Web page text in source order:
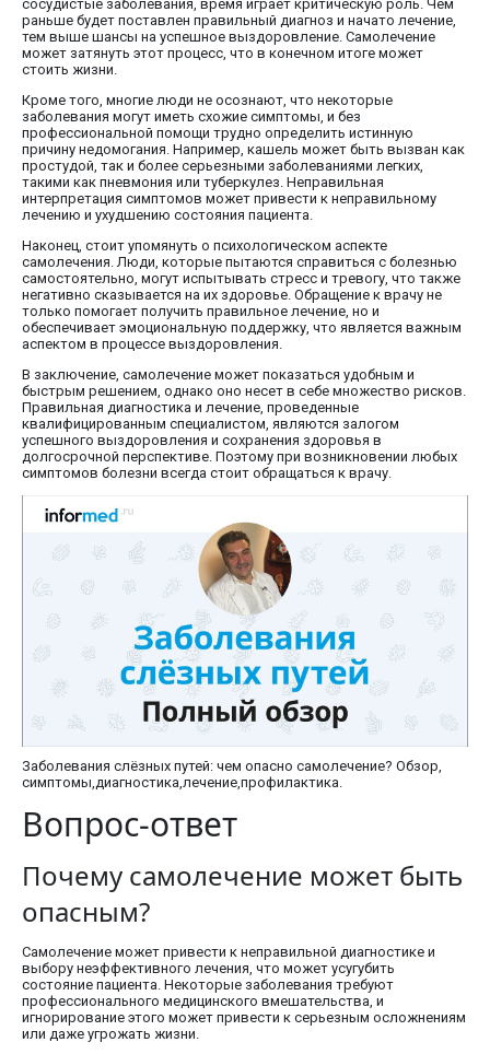
сосудистые заболевания, время играет критическую роль. Чем
раньше будет поставлен правильный диагноз и начато лечение,
тем выше шансы на успешное выздоровление. Самолечение
может затянуть этот процесс, что в конечном итоге может
стоить жизни.
Кроме того, многие люди не осознают, что некоторые
заболевания могут иметь схожие симптомы, и без
профессиональной помощи трудно определить истинную
причину недомогания. Например, кашель может быть вызван как
простудой, так и более серьезными заболеваниями легких,
такими как пневмония или туберкулез. Неправильная
интерпретация симптомов может привести к неправильному
лечению и ухудшению состояния пациента.
Наконец, стоит упомянуть о психологическом аспекте
самолечения. Люди, которые пытаются справиться с болезнью
самостоятельно, могут испытывать стресс и тревогу, что также
негативно сказывается на их здоровье. Обращение к врачу не
только помогает получить правильное лечение, но и
обеспечивает эмоциональную поддержку, что является важным
аспектом в процессе выздоровления.
В заключение, самолечение может показаться удобным и
быстрым решением, однако оно несет в себе множество рисков.
Правильная диагностика и лечение, проведенные
квалифицированным специалистом, являются залогом
успешного выздоровления и сохранения здоровья в
долгосрочной перспективе. Поэтому при возникновении любых
симптомов болезни всегда стоит обращаться к врачу.
Заболевания слёзных путей: чем опасно самолечение? Обзор,
симптомы,диагностика,лечение,профилактика.
Вопрос-ответ
Почему самолечение может быть
опасным?
Самолечение может привести к неправильной диагностике и
выбору неэффективного лечения, что может усугубить
состояние пациента. Некоторые заболевания требуют
профессионального медицинского вмешательства, и
игнорирование этого может привести к серьезным осложнениям
или даже угрожать жизни.